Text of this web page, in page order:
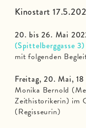
Kinostart
20. bis 26. Mai
(Spittelberggasse 3)
mit folgenden
Freitag, 20. Mai,
Monika Bernold
Zeithistorikerin) im
(Regisseurin)